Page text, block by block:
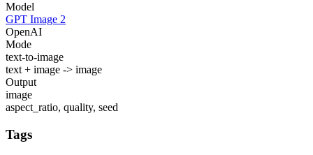
Model
GPT Image 2
OpenAI
Mode
text-to-image
text + image -> image
Output
image
aspect_ratio, quality, seed
Tags